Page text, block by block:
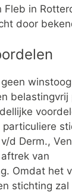
Fleb in
door
belastingvrij
d Derm.,
van
Omdat het
stichting zal